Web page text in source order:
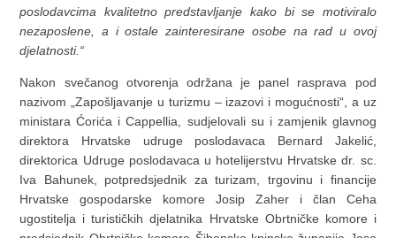
poslodavcima kvalitetno predstavljanje kako bi se motiviralo
nezaposlene, a i ostale zainteresirane osobe na rad u ovoj
djelatnosti.“
Nakon svečanog otvorenja održana je panel rasprava pod
nazivom „Zapošljavanje u turizmu – izazovi i mogućnosti“, a uz
ministara Ćorića i Cappellia, sudjelovali su i zamjenik glavnog
direktora Hrvatske udruge poslodavaca Bernard Jakelić,
direktorica Udruge poslodavaca u hotelijerstvu Hrvatske dr. sc.
Iva Bahunek, potpredsjednik za turizam, trgovinu i financije
Hrvatske gospodarske komore Josip Zaher i član Ceha
ugostitelja i turističkih djelatnika Hrvatske Obrtničke komore i